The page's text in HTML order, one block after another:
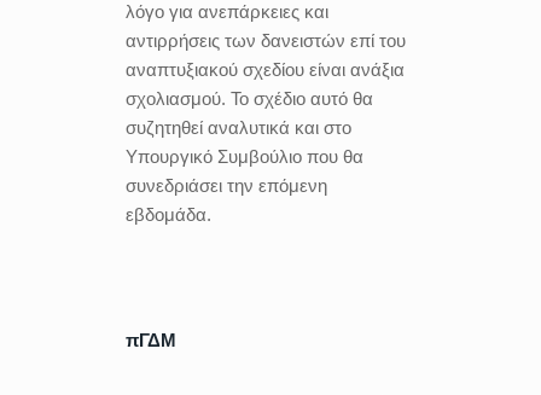
λόγο για ανεπάρκειες και
αντιρρήσεις των δανειστών επί του
αναπτυξιακού σχεδίου είναι ανάξια
σχολιασμού. Το σχέδιο αυτό θα
συζητηθεί αναλυτικά και στο
Υπουργικό Συμβούλιο που θα
συνεδριάσει την επόμενη
εβδομάδα.
πΓΔΜ